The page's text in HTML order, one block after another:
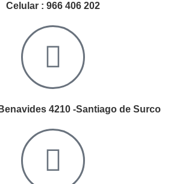
Celular : 966 406 202
4210 -Santiago de Surco